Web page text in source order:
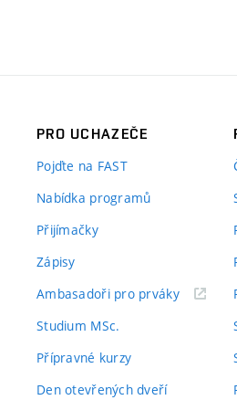
PRO UCHAZEČE
Pojďte na FAST
Nabídka programů
Přijímačky
Zápisy
Ambasadoři pro prváky(externí
Studium MSc.
Přípravné kurzy
Den otevřených dveří